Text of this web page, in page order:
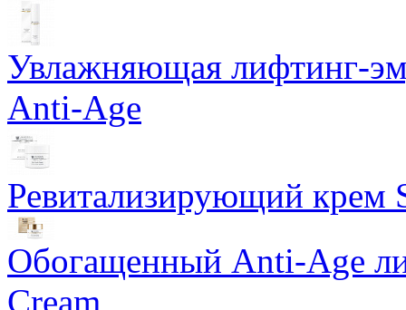
Увлажняющая лифтинг-
Anti-Age
Ревитализирующий крем
Обогащенный Anti-Age
Cream